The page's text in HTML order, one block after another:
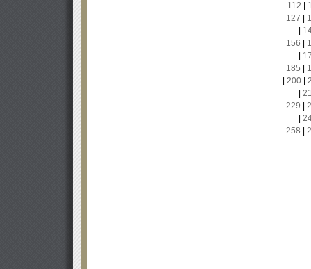
112
127
156
185
200|
229
258